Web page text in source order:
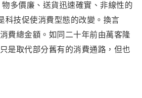
多價廉、送貨迅速確實、非線性的
科技促使消費型態的改變 。換言
費總金額 。如同二十年前由萬客隆
是取代部分舊有的消費通路 ， 但也